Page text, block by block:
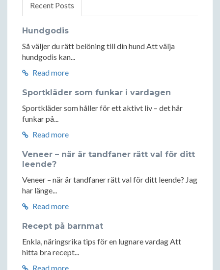
Recent Posts
Hundgodis
Så väljer du rätt belöning till din hund Att välja
hundgodis kan...
Read more
Sportkläder som funkar i vardagen
Sportkläder som håller för ett aktivt liv – det här
funkar på...
Read more
Veneer – när är tandfaner rätt val för ditt
leende?
Veneer – när är tandfaner rätt val för ditt leende? Jag
har länge...
Read more
Recept på barnmat
Enkla, näringsrika tips för en lugnare vardag Att
hitta bra recept...
Read more